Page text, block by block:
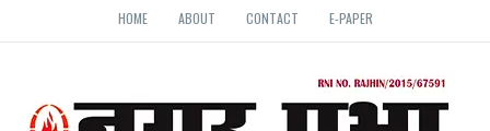
HOME ABOUT CONTACT E-PAPER